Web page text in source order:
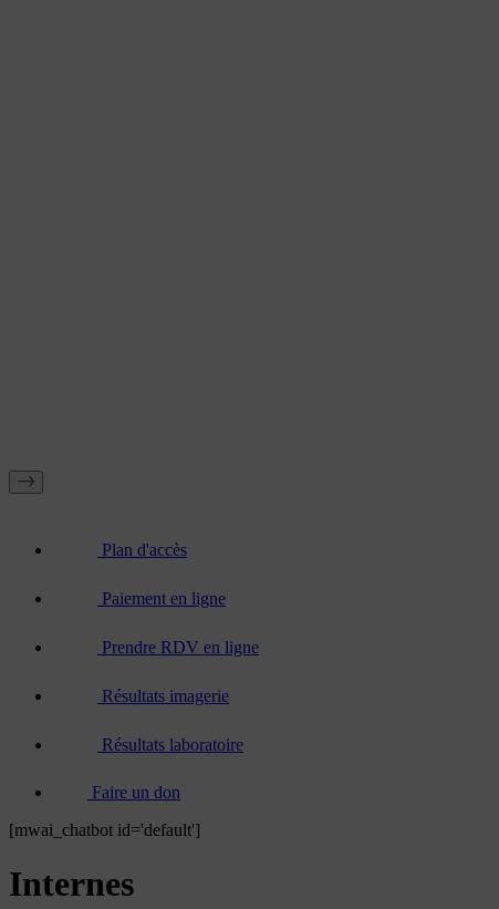
Plan d'accès
Paiement en ligne
Prendre RDV en ligne
Résultats imagerie
Résultats laboratoire
Faire un don
[mwai_chatbot id='default']
Internes